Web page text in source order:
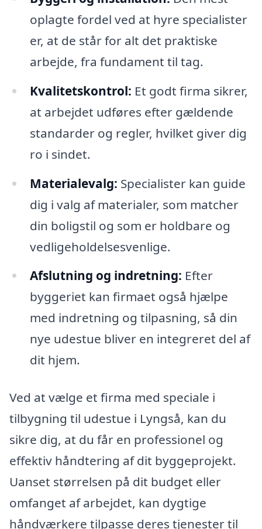
oplagte fordel ved at hyre specialister
er, at de står for alt det praktiske
arbejde, fra fundament til tag.
Kvalitetskontrol: Et godt firma sikrer,
at arbejdet udføres efter gældende
standarder og regler, hvilket giver dig
ro i sindet.
Materialevalg: Specialister kan guide
dig i valg af materialer, som matcher
din boligstil og som er holdbare og
vedligeholdelsesvenlige.
Afslutning og indretning: Efter
byggeriet kan firmaet også hjælpe
med indretning og tilpasning, så din
nye udestue bliver en integreret del af
dit hjem.
Ved at vælge et firma med speciale i
tilbygning til udestue i Lyngså, kan du
sikre dig, at du får en professionel og
effektiv håndtering af dit byggeprojekt.
Uanset størrelsen på dit budget eller
omfanget af arbejdet, kan dygtige
håndværkere tilpasse deres tjenester til